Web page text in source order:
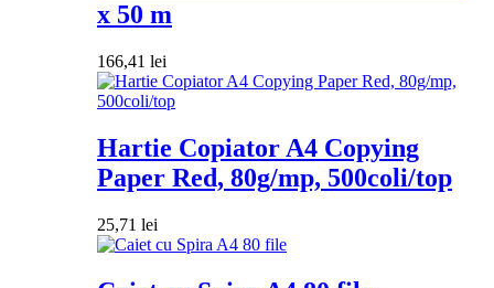
x 50 m
166,41 lei
Hartie Copiator A4 Copying
Paper Red, 80g/mp, 500coli/top
25,71 lei